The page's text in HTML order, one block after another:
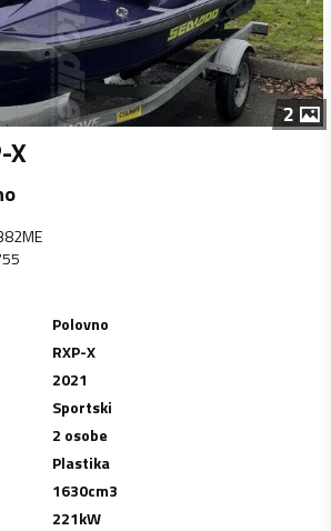
2
X
Polovno
RXP-X
2021
Sportski
2 osobe
Plastika
1630cm3
221kW